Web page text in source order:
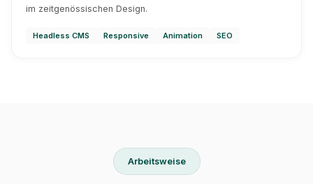
im zeitgenössischen Design.
Headless CMS Responsive Animation SEO
Arbeitsweise